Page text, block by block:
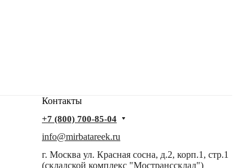
Контакты
+7 (800) 700-85-04
info@mirbatareek.ru
г. Москва ул. Красная сосна, д.2, корп.1, стр.1
(складской комплекс "Мостранссклад")